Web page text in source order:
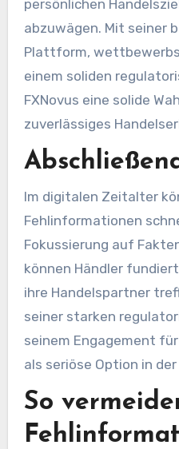
persönlichen
abzuwägen. Mit seiner
Plattform,
einem soliden
FXNovus eine solide
zuverlässiges
Im digitalen Zeitalter
Fehlinformationen
Fokussierung auf
können Händler
ihre Handelspartner
seiner starken
seinem Engagement
als seriöse Option in
So